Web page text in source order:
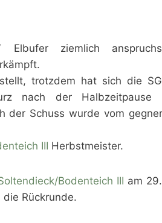
ziemlich
trotzdem hat sich die
nach der
der Schuss wurde vom
III Herbstmeister.
Bodenteich III am
Rückrunde.